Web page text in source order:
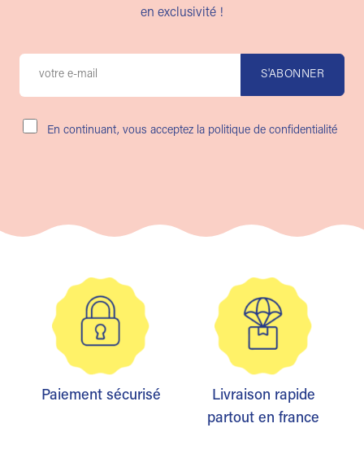
en exclusivité !
En continuant, vous acceptez la politique de confidentialité
Paiement sécurisé
Livraison rapide
partout en france